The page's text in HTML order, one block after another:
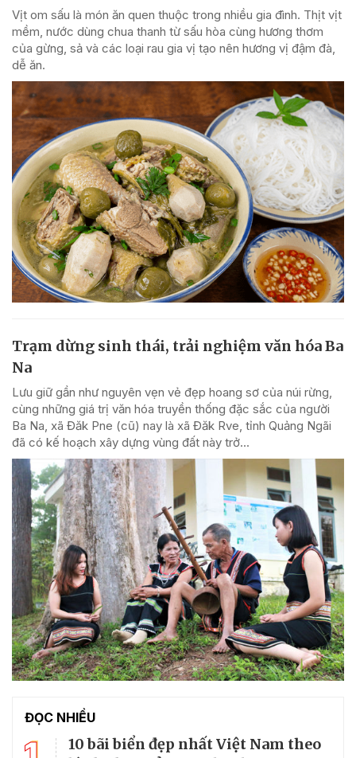
Vịt om sấu là món ăn quen thuộc trong nhiều gia đình. Thịt vịt
mềm, nước dùng chua thanh từ sấu hòa cùng hương thơm
của gừng, sả và các loại rau gia vị tạo nên hương vị đậm đà,
dễ ăn.
Trạm dừng sinh thái, trải nghiệm văn hóa Ba
Na
Lưu giữ gần như nguyên vẹn vẻ đẹp hoang sơ của núi rừng,
cùng những giá trị văn hóa truyền thống đặc sắc của người
Ba Na, xã Đăk Pne (cũ) nay là xã Đăk Rve, tỉnh Quảng Ngãi
đã có kế hoạch xây dựng vùng đất này trở...
ĐỌC NHIỀU
10 bãi biển đẹp nhất Việt Nam theo